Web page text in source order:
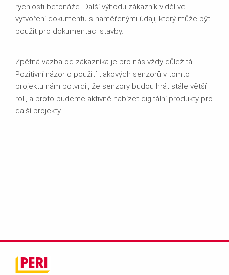
rychlosti betonáže. Další výhodu zákazník viděl ve
vytvoření dokumentu s naměřenými údaji, který může být
použit pro dokumentaci stavby.
Zpětná vazba od zákazníka je pro nás vždy důležitá.
Pozitivní názor o použití tlakových senzorů v tomto
projektu nám potvrdil, že senzory budou hrát stále větší
roli, a proto budeme aktivně nabízet digitální produkty pro
další projekty.